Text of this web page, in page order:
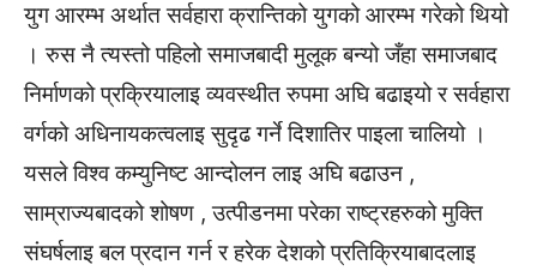
युग आरम्भ अर्थात सर्वहारा क्रान्तिको युगको आरम्भ गरेको थियो
। रुस नै त्यस्तो पहिलो समाजबादी मुलूक बन्यो जँहा समाजबाद
निर्माणको प्रक्रियालाइ व्यवस्थीत रुपमा अघि बढाइयो र सर्वहारा
वर्गको अधिनायकत्वलाइ सुदृढ गर्ने दिशातिर पाइला चालियो ।
यसले विश्व कम्युनिष्ट आन्दोलन लाइ अघि बढाउन ,
साम्राज्यबादको शोषण , उत्पीडनमा परेका राष्ट्रहरुको मुक्ति
संघर्षलाइ बल प्रदान गर्न र हरेक देशको प्रतिक्रियाबादलाइ